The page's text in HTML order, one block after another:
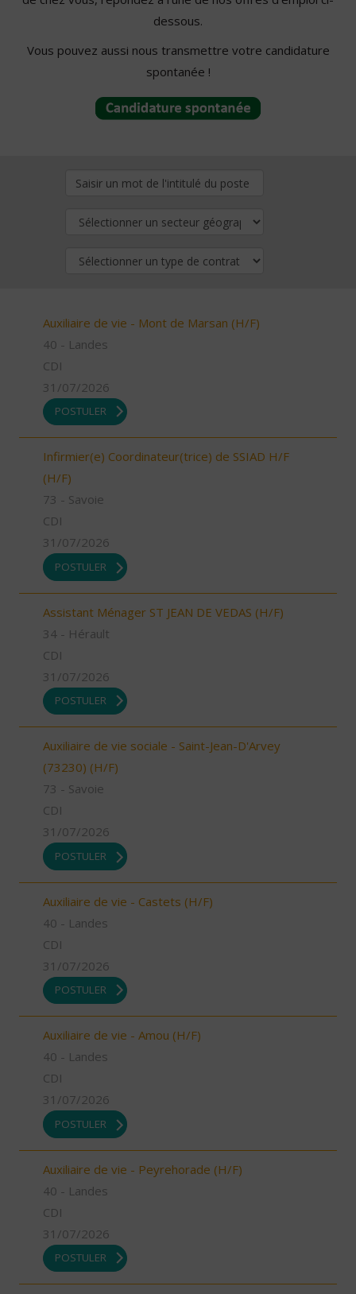
dessous.
Vous pouvez aussi nous transmettre votre candidature
spontanée !
Auxiliaire de vie - Mont de Marsan (H/F)
40 - Landes
CDI
31/07/2026
POSTULER
Infirmier(e) Coordinateur(trice) de SSIAD H/F
(H/F)
73 - Savoie
CDI
31/07/2026
POSTULER
Assistant Ménager ST JEAN DE VEDAS (H/F)
34 - Hérault
CDI
31/07/2026
POSTULER
Auxiliaire de vie sociale - Saint-Jean-D'Arvey
(73230) (H/F)
73 - Savoie
CDI
31/07/2026
POSTULER
Auxiliaire de vie - Castets (H/F)
40 - Landes
CDI
31/07/2026
POSTULER
Auxiliaire de vie - Amou (H/F)
40 - Landes
CDI
31/07/2026
POSTULER
Auxiliaire de vie - Peyrehorade (H/F)
40 - Landes
CDI
31/07/2026
POSTULER